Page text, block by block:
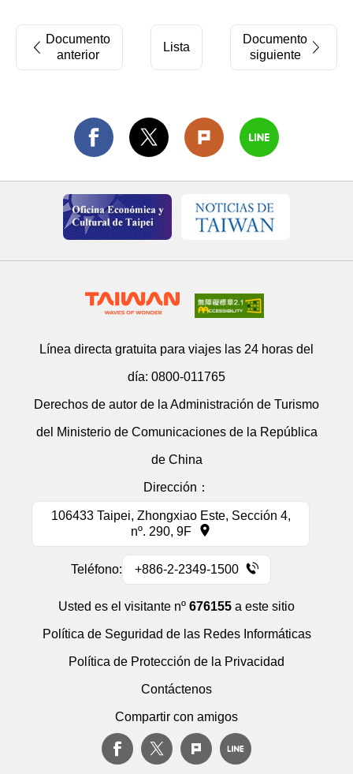
Documento
anterior
Lista
Documento
siguiente
Línea directa gratuita para viajes las 24 horas del
día: 0800-011765
Derechos de autor de la Administración de Turismo
del Ministerio de Comunicaciones de la República
de China
Dirección：
106433 Taipei, Zhongxiao Este, Sección 4,
nº. 290, 9F
Teléfono: +886-2-2349-1500
Usted es el visitante nº 676155 a este sitio
Política de Seguridad de las Redes Informáticas
Política de Protección de la Privacidad
Contáctenos
Compartir con amigos